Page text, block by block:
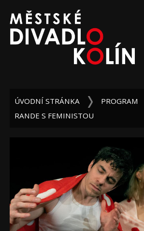
ÚVODNÍ STRÁNKA
PROGRAM
RANDE S FEMINISTOU